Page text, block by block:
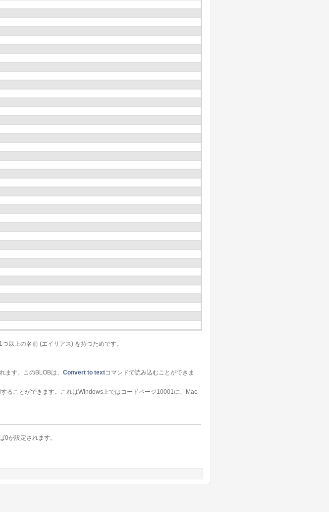
以上の名前 (エイリアス) を持つためです。
ます。このBLOBは、 Convert to textコマンドで読み込むことができま
ることができます。これはWindows上ではコードページ10001に、Mac
0が設定されます。